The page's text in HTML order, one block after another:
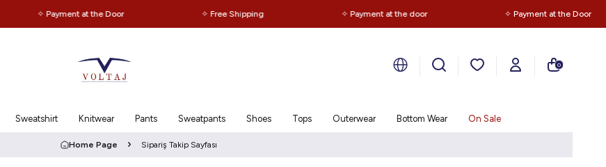
✧ Payment at the Door ✧ Free Shipping ✧ Payment at the door ✧ Payment at the Door
0
Sweatshirt Knitwear Pants Sweatpants Shoes Tops Outerwear Bottom Wear On Sale
Home Page Sipariş Takip Sayfası